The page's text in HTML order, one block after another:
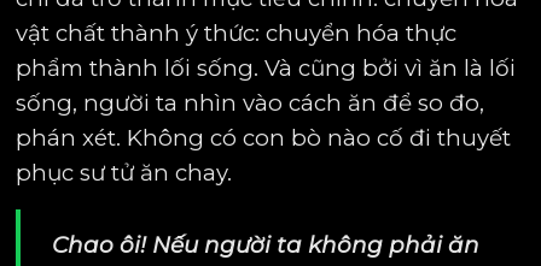
vật chất thành ý thức: chuyển hóa thực
phẩm thành lối sống. Và cũng bởi vì ăn là lối
sống, người ta nhìn vào cách ăn để so đo,
phán xét. Không có con bò nào cố đi thuyết
phục sư tử ăn chay.
Chao ôi! Nếu người ta không phải ăn